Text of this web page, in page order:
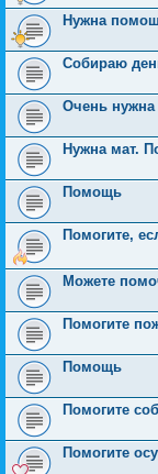
Нужна
Собираю
Очень нужна
Нужна мат.
Помощь
Помогите,
Можете
Помогите
Помощь
Помогите
Помогите